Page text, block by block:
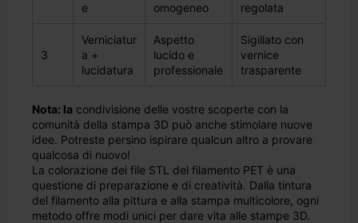
e
omogeneo
regolata
3
Verniciatur
a +
lucidatura
Aspetto
lucido e
professionale
Sigillato con
vernice
trasparente
Nota: la condivisione delle vostre scoperte con la
comunità della stampa 3D può anche stimolare nuove
idee. Potreste persino ispirare qualcun altro a provare
qualcosa di nuovo!
La colorazione dei file STL del filamento PET è una
questione di preparazione e di creatività. Dalla tintura
del filamento alla pittura e alla stampa multicolore, ogni
metodo offre modi unici per dare vita alle stampe 3D.